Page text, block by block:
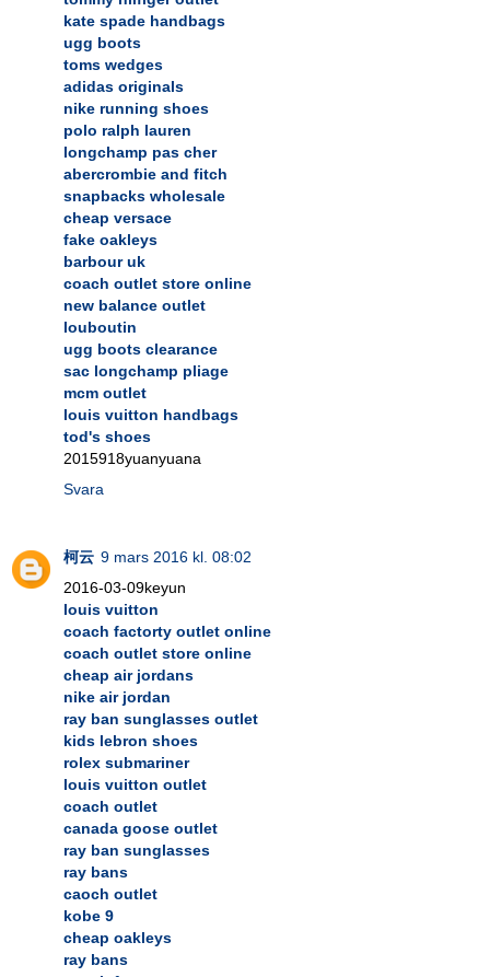
kate spade handbags
ugg boots
toms wedges
adidas originals
nike running shoes
polo ralph lauren
longchamp pas cher
abercrombie and fitch
snapbacks wholesale
cheap versace
fake oakleys
barbour uk
coach outlet store online
new balance outlet
louboutin
ugg boots clearance
sac longchamp pliage
mcm outlet
louis vuitton handbags
tod's shoes
2015918yuanyuana
Svara
柯云 9 mars 2016 kl. 08:02
2016-03-09keyun
louis vuitton
coach factorty outlet online
coach outlet store online
cheap air jordans
nike air jordan
ray ban sunglasses outlet
kids lebron shoes
rolex submariner
louis vuitton outlet
coach outlet
canada goose outlet
ray ban sunglasses
ray bans
caoch outlet
kobe 9
cheap oakleys
ray bans